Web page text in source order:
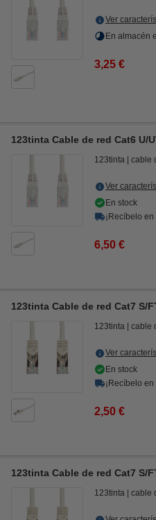
Ver
En almacén
3,25 €
123tinta Cable de red Cat6 U/
123tinta cable
Ver
En stock
¡Recíbelo
6,50 €
123tinta Cable de red Cat7 S/
123tinta cable
Ver
En stock
¡Recíbelo
2,50 €
123tinta Cable de red Cat7 S/
123tinta cable